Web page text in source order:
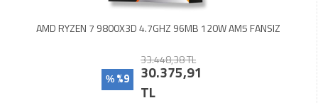
AMD RYZEN 7 9800X3D 4.7GHZ 96MB 120W AM5 FANSIZ
% %9
33.448,38 TL
30.375,91
TL